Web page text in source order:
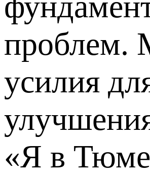
проблем.
усилия
«Я в